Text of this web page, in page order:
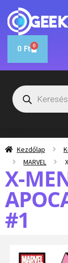
0 Ft 0
Kezdőlap
MARVEL
X-
#1